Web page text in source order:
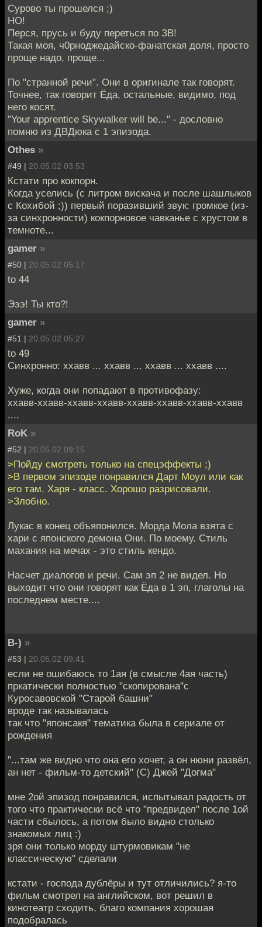
Сурово ты прошелся ;)
НО!
Перся, прусь и буду переться по ЗВ!
Такая моя, ч0рноджедайско-фанатская доля, просто
проще надо, проще...
По "странной речи". Они в оригинале так говорят.
Точнее, так говорит Ёда, остальные, видимо, под
него косят.
"Your apprentice Skywalker will be..." - дословно
помню из ДВДюка с 1 эпизода.
Othes »
#49 | 20.05.02 03:53
Кстати про кокпорн.
Когда уселись (с литром вискача и после шашлыков
с Кохибой ;)) первый поразивший звук: громкое (из-
за синхронности) кокпорновое чавканье с хрустом в
темноте...
gamer »
#50 | 20.05.02 05:17
to 44
Эээ! Ты кто?!
gamer »
#51 | 20.05.02 05:27
to 49
Синхронно: ххавв ... ххавв ... ххавв ... ххавв ....
Хуже, когда они попадают в противофазу:
ххавв-ххавв-ххавв-ххавв-ххавв-ххавв-ххавв-ххавв
....
RoK »
#52 | 20.05.02 09:15
>Пойду смотреть только на спецэффекты ;)
>В первом эпизоде понравился Дарт Моул или как
его там. Харя - класс. Хорошо разрисовали.
>Злобно.
Лукас в конец объяпонился. Морда Мола взята с
хари с японского демона Они. По моему. Стиль
махания на мечах - это стиль кендо.
Насчет диалогов и речи. Сам эп 2 не видел. Но
выходит что они говорят как Ёда в 1 эп, глаголы на
последнем месте....
B-) »
#53 | 20.05.02 09:41
если не ошибаюсь то 1ая (в смысле 4ая часть)
пркатически полностью "скопирована"с
Куросавовской "Старой башни"
вроде так называлась
так что "японсакя" тематика была в сериале от
рождения
"...там же видно что она его хочет, а он нюни развёл,
ан нет - фильм-то детский" (С) Джей "Догма"
мне 2ой эпизод понравился, испытывал радость от
того что практически всё что "предвидел" после 1ой
части сбылось, а потом было видно столько
знакомых лиц :)
зря они только морду штурмовикам "не
классическую" сделали
кстати - господа дублёры и тут отличились? я-то
фильм смотрел на английском, вот решил в
кинотеатр сходить, благо компания хорошая
подобралась